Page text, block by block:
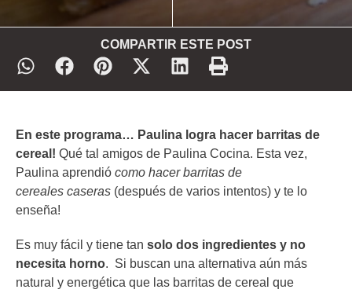
COMPARTIR ESTE POST
En este programa… Paulina logra hacer barritas de
cereal! Qué tal amigos de Paulina Cocina. Esta vez,
Paulina aprendió como hacer barritas de
cereales caseras (después de varios intentos) y te lo
enseña!
Es muy fácil y tiene tan solo dos ingredientes y no
necesita horno. Si buscan una alternativa aún más
natural y energética que las barritas de cereal que